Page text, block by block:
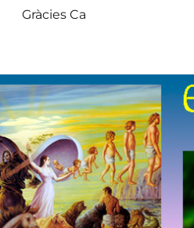
Gràcies Ca